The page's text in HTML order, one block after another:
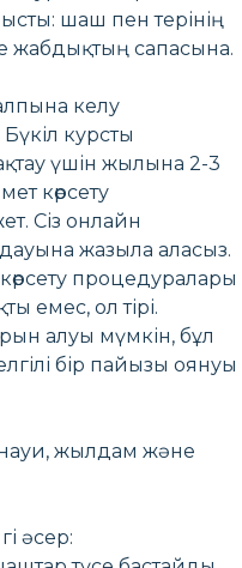
шаш пен терінің
жабдықтың сапасына.
келу
курсты
үшін жылына 2-3
көрсету
Сіз онлайн
жазыла аласыз.
процедуралары
емес, ол тірі.
алуы мүмкін, бұл
бір пайызы оянуы
жылдам және
әсер: